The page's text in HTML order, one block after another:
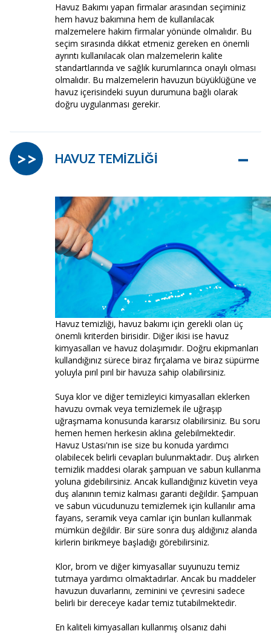
Havuz Bakımı yapan firmalar arasından seçiminiz
hem havuz bakımına hem de kullanılacak
malzemelere hakim firmalar yönünde olmalıdır. Bu
seçim sırasında dikkat etmeniz gereken en önemli
ayrıntı kullanılacak olan malzemelerin kalite
standartlarında ve sağlık kurumlarınca onaylı olması
olmalıdır. Bu malzemelerin havuzun büyüklüğüne ve
havuz içerisindeki suyun durumuna bağlı olarak
doğru uygulanması gerekir.
HAVUZ TEMİZLİĞİ –
>>
Havuz temizliği, havuz bakımı için gerekli olan üç
önemli kriterden birisidir. Diğer ikisi ise havuz
kimyasalları ve havuz dolaşımıdır. Doğru ekipmanları
kullandığınız sürece biraz fırçalama ve biraz süpürme
yoluyla pırıl pırıl bir havuza sahip olabilirsiniz.
Suya klor ve diğer temizleyici kimyasalları eklerken
havuzu ovmak veya temizlemek ile uğraşıp
uğraşmama konusunda kararsız olabilirsiniz. Bu soru
hemen hemen herkesin aklına gelebilmektedir.
Havuz Ustası'nın ise size bu konuda yardımcı
olabilecek belirli cevapları bulunmaktadır. Duş alırken
temizlik maddesi olarak şampuan ve sabun kullanma
yoluna gidebilirsiniz. Ancak kullandığınız küvetin veya
duş alanının temiz kalması garanti değildir. Şampuan
ve sabun vücudunuzu temizlemek için kullanılır ama
fayans, seramik veya camlar için bunları kullanmak
mümkün değildir. Bir süre sonra duş aldığınız alanda
kirlerin birikmeye başladığı görebilirsiniz.
Klor, brom ve diğer kimyasallar suyunuzu temiz
tutmaya yardımcı olmaktadırlar. Ancak bu maddeler
havuzun duvarlarını, zeminini ve çevresini sadece
belirli bir dereceye kadar temiz tutabilmektedir.
En kaliteli kimyasalları kullanmış olsanız dahi